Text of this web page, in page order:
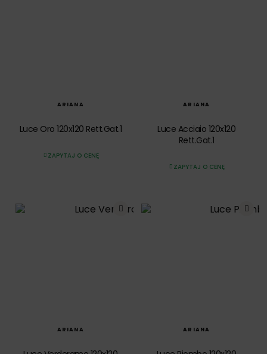
ARIANA
Luce Oro 120x120 Rett.Gat.1
ZAPYTAJ O CENĘ
ARIANA
Luce Acciaio 120x120
Rett.Gat.1
ZAPYTAJ O CENĘ
ARIANA ARIANA